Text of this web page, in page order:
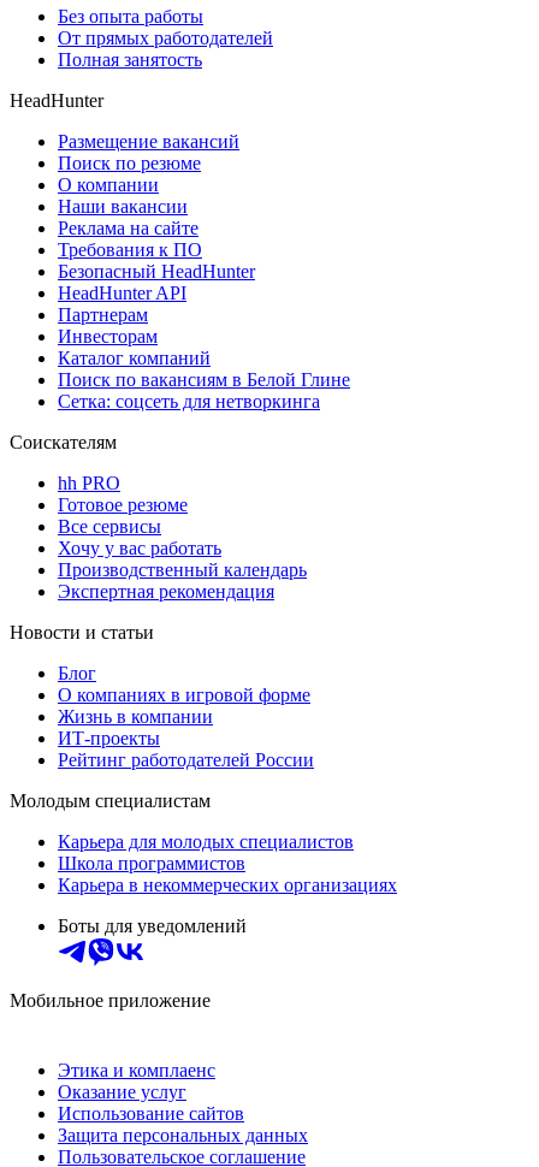
Без опыта работы
От прямых работодателей
Полная занятость
HeadHunter
Размещение вакансий
Поиск по резюме
О компании
Наши вакансии
Реклама на сайте
Требования к ПО
Безопасный HeadHunter
HeadHunter API
Партнерам
Инвесторам
Каталог компаний
Поиск по вакансиям в Белой Глине
Сетка: соцсеть для нетворкинга
Соискателям
hh PRO
Готовое резюме
Все сервисы
Хочу у вас работать
Производственный календарь
Экспертная рекомендация
Новости и статьи
Блог
О компаниях в игровой форме
Жизнь в компании
ИТ-проекты
Рейтинг работодателей России
Молодым специалистам
Карьера для молодых специалистов
Школа программистов
Карьера в некоммерческих организациях
Боты для уведомлений
Мобильное приложение
Этика и комплаенс
Оказание услуг
Использование сайтов
Защита персональных данных
Пользовательское соглашение